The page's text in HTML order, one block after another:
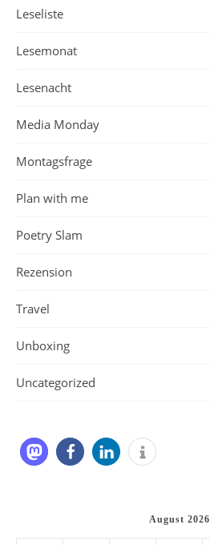
Leseliste
Lesemonat
Lesenacht
Media Monday
Montagsfrage
Plan with me
Poetry Slam
Rezension
Travel
Unboxing
Uncategorized
August 2026